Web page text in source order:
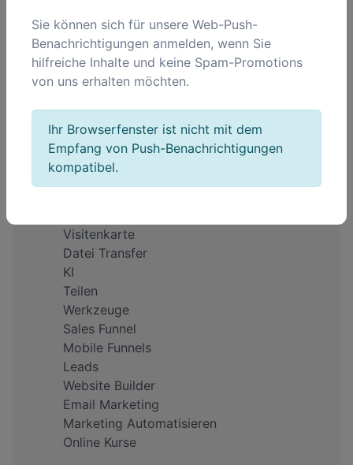
Unternehmen
Über uns
Impressum
Warum QREQ?
Feedback
Preise
Produkte
Visitenkarte
Datei Transfer
KI
Teilen
Werkzeuge
Sales Funnel
Mobile Funnels
Leads
Website Builder
Email Marketing
Marketing Automatisieren
Online Kurse
Sie können sich für unsere Web-Push-
Benachrichtigungen anmelden, wenn Sie
hilfreiche Inhalte und keine Spam-Promotions
von uns erhalten möchten.
Ihr Browserfenster ist nicht mit dem
Empfang von Push-Benachrichtigungen
kompatibel.